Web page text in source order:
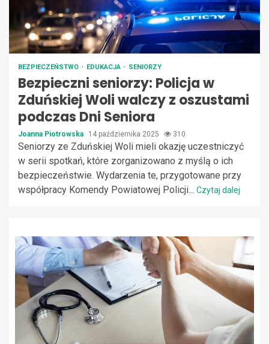
BEZPIECZEŃSTWO EDUKACJA SENIORZY
Bezpieczni seniorzy: Policja w
Zduńskiej Woli walczy z oszustami
podczas Dni Seniora
Joanna Piotrowska 14 października 2025 310
Seniorzy ze Zduńskiej Woli mieli okazję uczestniczyć
w serii spotkań, które zorganizowano z myślą o ich
bezpieczeństwie. Wydarzenia te, przygotowane przy
współpracy Komendy Powiatowej Policji... Czytaj dalej